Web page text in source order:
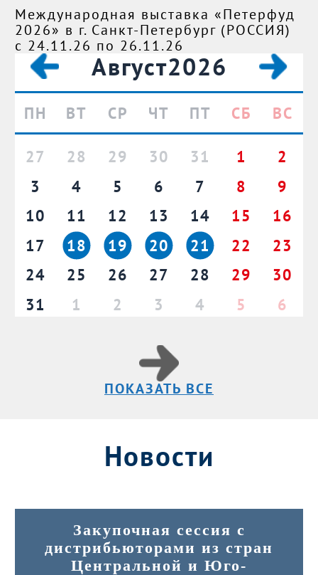
Международная выставка «Петерфуд
2026» в г. Санкт-Петербург (РОССИЯ)
с 24.11.26 по 26.11.26
Август2026
ПН ВТ СР ЧТ ПТ СБ ВС
27 28 29 30 31 1
2
3
4 5 6 7 8
9
10
11 12 13 14 15
16
17
18 19 20 21 22
23
24
25 26 27 28 29
30
31
1 2 3 4 5 6
ПОКАЗАТЬ ВСЕ
Новости
Закупочная сессия с
дистрибьюторами из стран
Центральной и Юго-